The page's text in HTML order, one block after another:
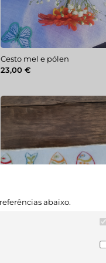
Cesto mel e pólen
23,00€
abaixo.
site e o site não